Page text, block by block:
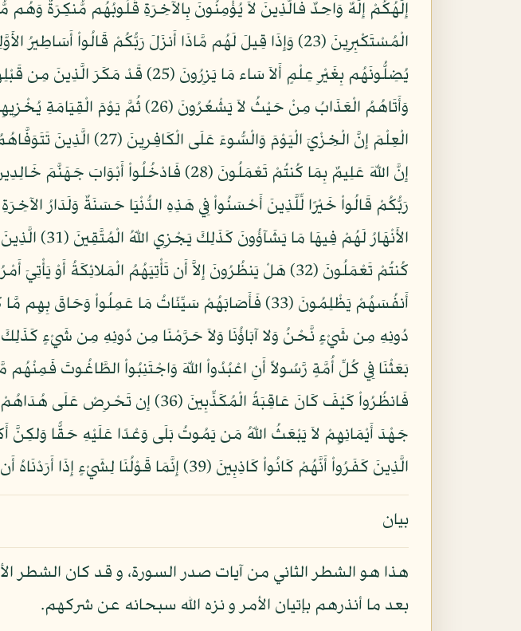
يُضِلُّونَهُم بِغَيْرِ عِلْمٍ أَلاَ سَاء مَا
وَأَتَاهُمُ الْعَذَابُ مِنْ حَيْثُ لاَ
الْعِلْمَ إِنَّ الْخِزْيَ الْيَوْمَ
الأَنْهَارُ
كُنتُمْ تَعْمَلُونَ (32) هَلْ يَنظُرُونَ إِلاَّ أَن تَأْتِيَهُمُ
بَعَثْنَا فِي كُلِّ أُمَّةٍ رَّسُولاً أَنِ اعْبُدُواْ اللّهَ وَاجْتَنِبُواْ الطَّاغُوتَ
الَّذِينَ كَفَرُواْ أَنَّهُمْ كَانُواْ كَاذِبِينَ (39) إِنَّمَا قَوْلُنَا لِشَيْءٍ إِذَا أَرَدْنَاهُ أَن نَّقُولَ لَهُ كُن فَيَكُونُ (40)
بيان
هذا هو الشطر الثاني من آيات صدر السورة، و قد كان الشطر
بعد ما أنذرهم بإتيان الأمر و نزه الله سبحانه عن شركهم.